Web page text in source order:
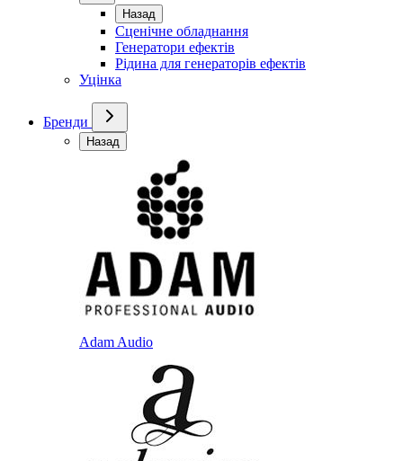
Назад
Сценічне обладнання
Генератори ефектів
Рідина для генераторів ефектів
Уцінка
Бренди
Назад
Adam Audio